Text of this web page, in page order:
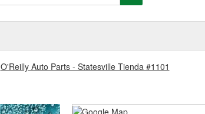
O'Reilly Auto Parts - Statesville Tienda #1101